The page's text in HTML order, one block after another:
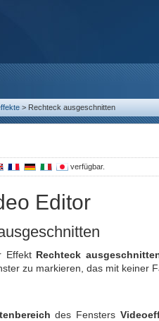
> Rechteck ausgeschnitten
verfügbar.
Editor
Effekt Rechteck
zu markieren, das mit keiner
des Fensters